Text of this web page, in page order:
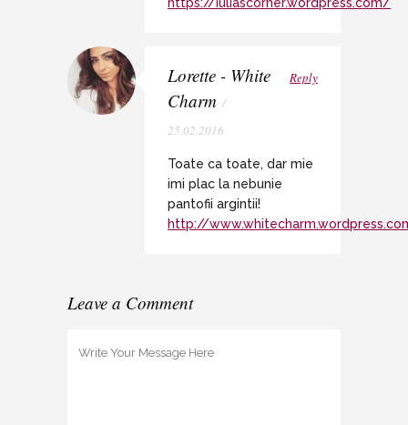
Lorette - White
Charm /
25.02.2016
Reply
Toate ca toate, dar mie
imi plac la nebunie
pantofii argintii!
http://
Leave a Comment